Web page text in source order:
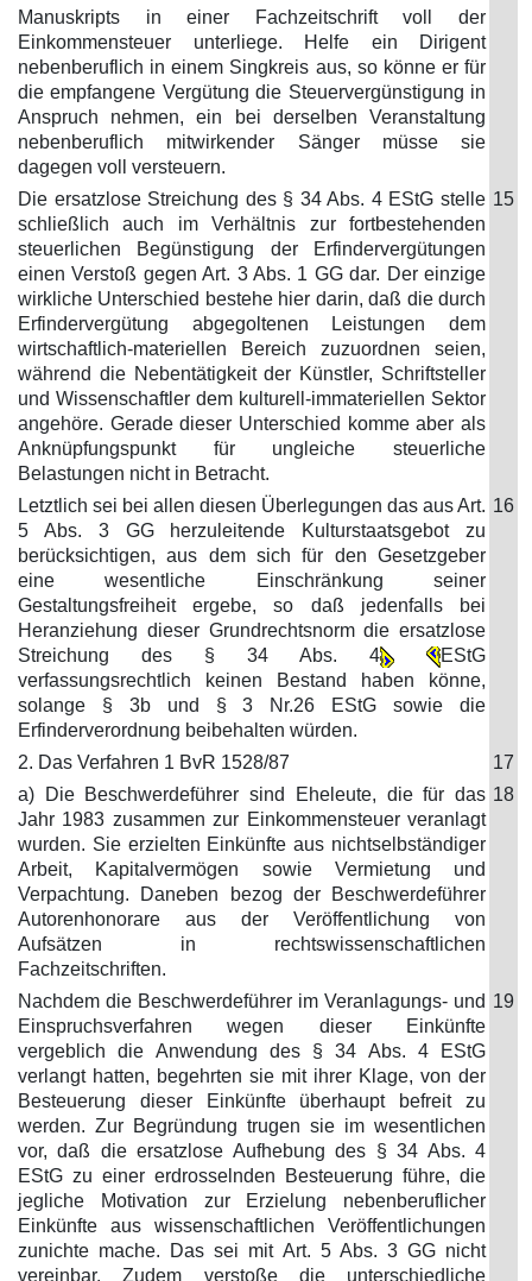
Manuskripts in einer Fachzeitschrift voll der
Einkommensteuer unterliege. Helfe ein Dirigent
nebenberuflich in einem Singkreis aus, so könne er für
die empfangene Vergütung die Steuervergünstigung in
Anspruch nehmen, ein bei derselben Veranstaltung
nebenberuflich mitwirkender Sänger müsse sie
dagegen voll versteuern.
Die ersatzlose Streichung des § 34 Abs. 4 EStG stelle
schließlich auch im Verhältnis zur fortbestehenden
steuerlichen Begünstigung der Erfindervergütungen
einen Verstoß gegen Art. 3 Abs. 1 GG dar. Der einzige
wirkliche Unterschied bestehe hier darin, daß die durch
Erfindervergütung abgegoltenen Leistungen dem
wirtschaftlich-materiellen Bereich zuzuordnen seien,
während die Nebentätigkeit der Künstler, Schriftsteller
und Wissenschaftler dem kulturell-immateriellen Sektor
angehöre. Gerade dieser Unterschied komme aber als
Anknüpfungspunkt für ungleiche steuerliche
Belastungen nicht in Betracht.
15
Letztlich sei bei allen diesen Überlegungen das aus Art.
5 Abs. 3 GG herzuleitende Kulturstaatsgebot zu
berücksichtigen, aus dem sich für den Gesetzgeber
eine wesentliche Einschränkung seiner
Gestaltungsfreiheit ergebe, so daß jedenfalls bei
Heranziehung dieser Grundrechtsnorm die ersatzlose
Streichung des § 34 Abs. 4
EStG
verfassungsrechtlich keinen Bestand haben könne,
solange § 3b und § 3 Nr.26 EStG sowie die
Erfinderverordnung beibehalten würden.
16
2. Das Verfahren 1 BvR 1528/87
17
a) Die Beschwerdeführer sind Eheleute, die für das
Jahr 1983 zusammen zur Einkommensteuer veranlagt
wurden. Sie erzielten Einkünfte aus nichtselbständiger
Arbeit, Kapitalvermögen sowie Vermietung und
Verpachtung. Daneben bezog der Beschwerdeführer
Autorenhonorare aus der Veröffentlichung von
Aufsätzen in rechtswissenschaftlichen
Fachzeitschriften.
18
Nachdem die Beschwerdeführer im Veranlagungs- und
Einspruchsverfahren wegen dieser Einkünfte
vergeblich die Anwendung des § 34 Abs. 4 EStG
verlangt hatten, begehrten sie mit ihrer Klage, von der
Besteuerung dieser Einkünfte überhaupt befreit zu
werden. Zur Begründung trugen sie im wesentlichen
vor, daß die ersatzlose Aufhebung des § 34 Abs. 4
EStG zu einer erdrosselnden Besteuerung führe, die
jegliche Motivation zur Erzielung nebenberuflicher
Einkünfte aus wissenschaftlichen Veröffentlichungen
zunichte mache. Das sei mit Art. 5 Abs. 3 GG nicht
vereinbar. Zudem verstoße die unterschiedliche
19